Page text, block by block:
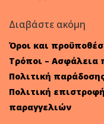
Διαβάστε ακόμη
Όροι και
Τρόποι –
Πολιτική
Πολιτική
παραγγελιών